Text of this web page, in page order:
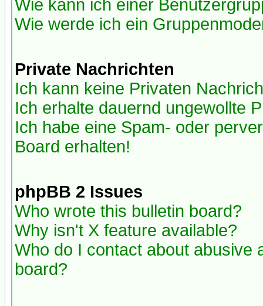
Wie kann ich einer
Wie werde ich ein
Private Nachrichten
Ich kann keine Privaten
Ich erhalte dauernd ungewollte
Ich habe eine Spam- oder
Board erhalten!
phpBB 2 Issues
Who wrote this bulletin board?
Why isn't X feature available?
Who do I contact about abusive
board?